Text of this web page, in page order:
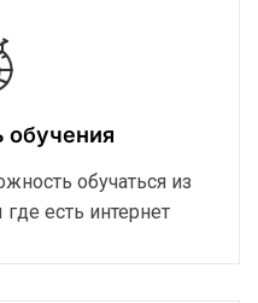
обучения
обучаться из
есть интернет